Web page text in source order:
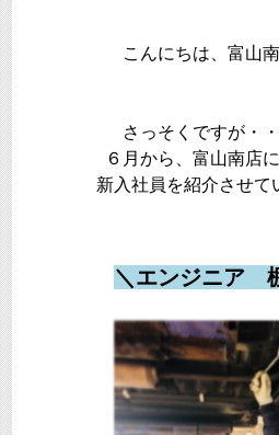
こんにちは、富山
さっそくですが・
６月から、富山南店
新入社員を紹介させて
＼エンジニア